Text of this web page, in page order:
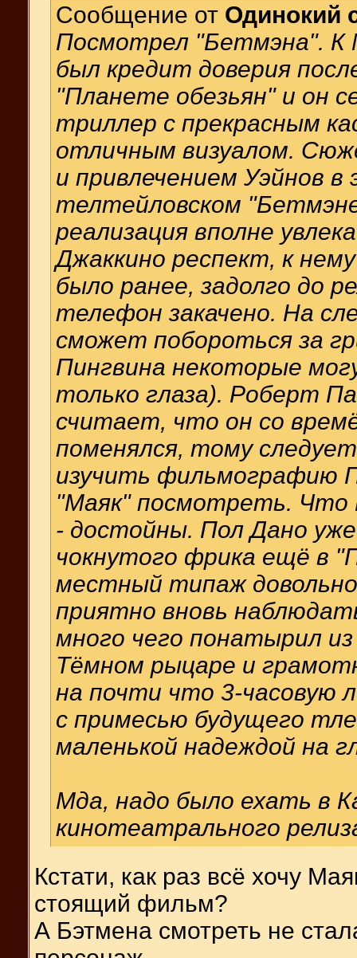
Сообщение от Одинокий
Посмотрел "Бетмэна". К
был кредит доверия
"Планете обезьян" и он
триллер с прекрасным
отличным визуалом.
и привлечением Уэйнов
телтейловском
реализация вполне
Джаккино респект, к
было ранее, задолго до
телефон закачено. На
сможет побороться за
Пингвина некоторые
только глаза). Роберт
считает, что он со
поменялся, тому
изучить фильмографию
"Маяк" посмотреть. Что
- достойны. Пол Дано
чокнутого фрика ещё в
местный типаж
приятно вновь
много чего понатырил
Тёмном рыцаре и
на почти что 3-часовую
с примесью будущего
маленькой надеждой на
Мда, надо было ехать в
кинотеатрального
Кстати, как раз всё хочу
стоящий фильм?
А Бэтмена смотреть не